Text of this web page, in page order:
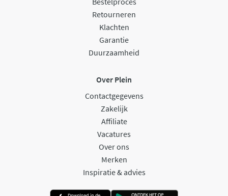
Retourneren
Klachten
Garantie
Duurzaamheid
Over Plein
Contactgegevens
Zakelijk
Affiliate
Vacatures
Over ons
Merken
Inspiratie & advies